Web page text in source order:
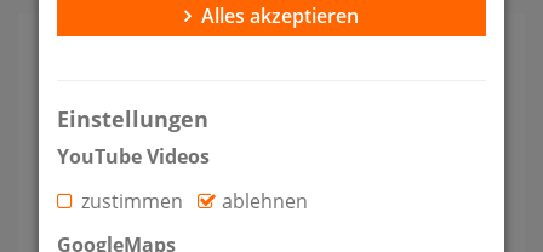
1.500 €
Wohnfläche
Grundstück
Alles akzeptieren
Einstellungen
YouTube Videos
zustimmen
ablehnen
GoogleMaps